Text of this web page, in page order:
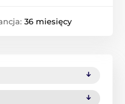
36 miesięcy